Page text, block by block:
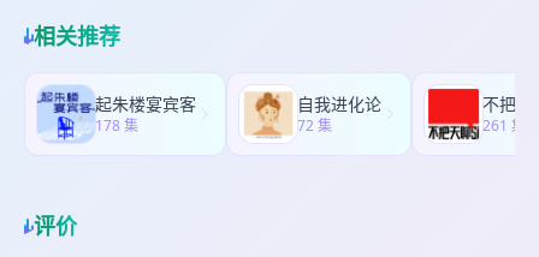
相关推荐
起朱楼宴宾客
178 集
自我进化论
72 集
不把天
261 集
评价